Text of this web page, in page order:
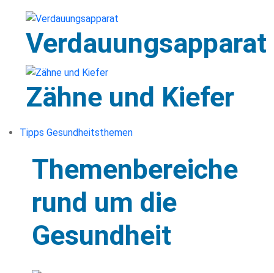
Verdauungsapparat
Zähne und Kiefer
Tipps Gesundheitsthemen
Themenbereiche
rund um die
Gesundheit